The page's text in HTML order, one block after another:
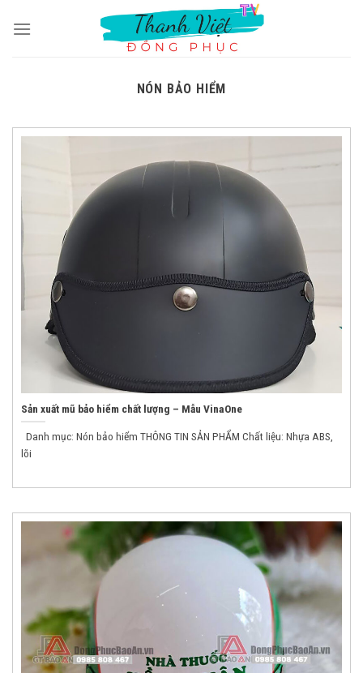
NÓN BẢO HIỂM
Sản xuất mũ bảo hiểm chất lượng – Mẫu VinaOne
Danh mục: Nón bảo hiểm THÔNG TIN SẢN PHẨM Chất liệu: Nhựa ABS,
lõi